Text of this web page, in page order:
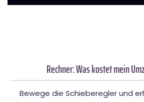
Rechner: Was kostet mein
Bewege die Schieberegler und